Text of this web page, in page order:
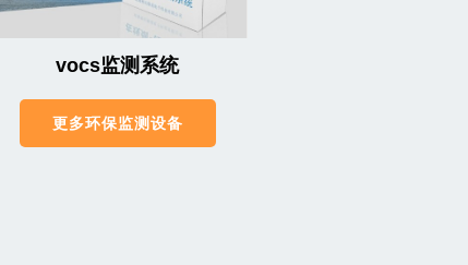
vocs监测系统
更多环保监测设备